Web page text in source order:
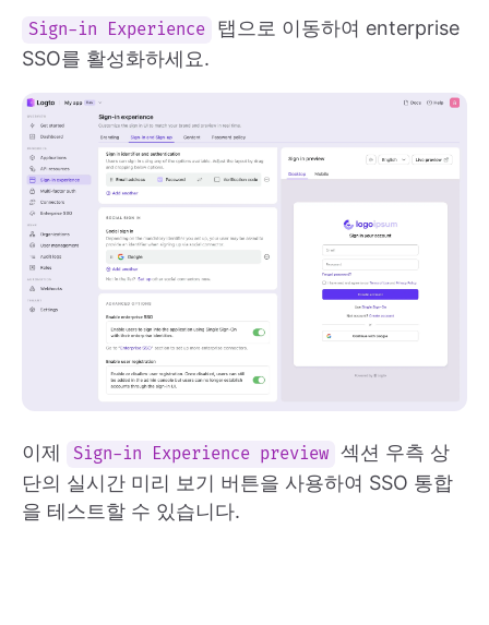
Sign-in Experience
탭으로 이동하여 enterprise
SSO를 활성화하세요.
이제 Sign-in Experience preview 섹션 우측 상
단의 실시간 미리 보기 버튼을 사용하여 SSO 통합
을 테스트할 수 있습니다.